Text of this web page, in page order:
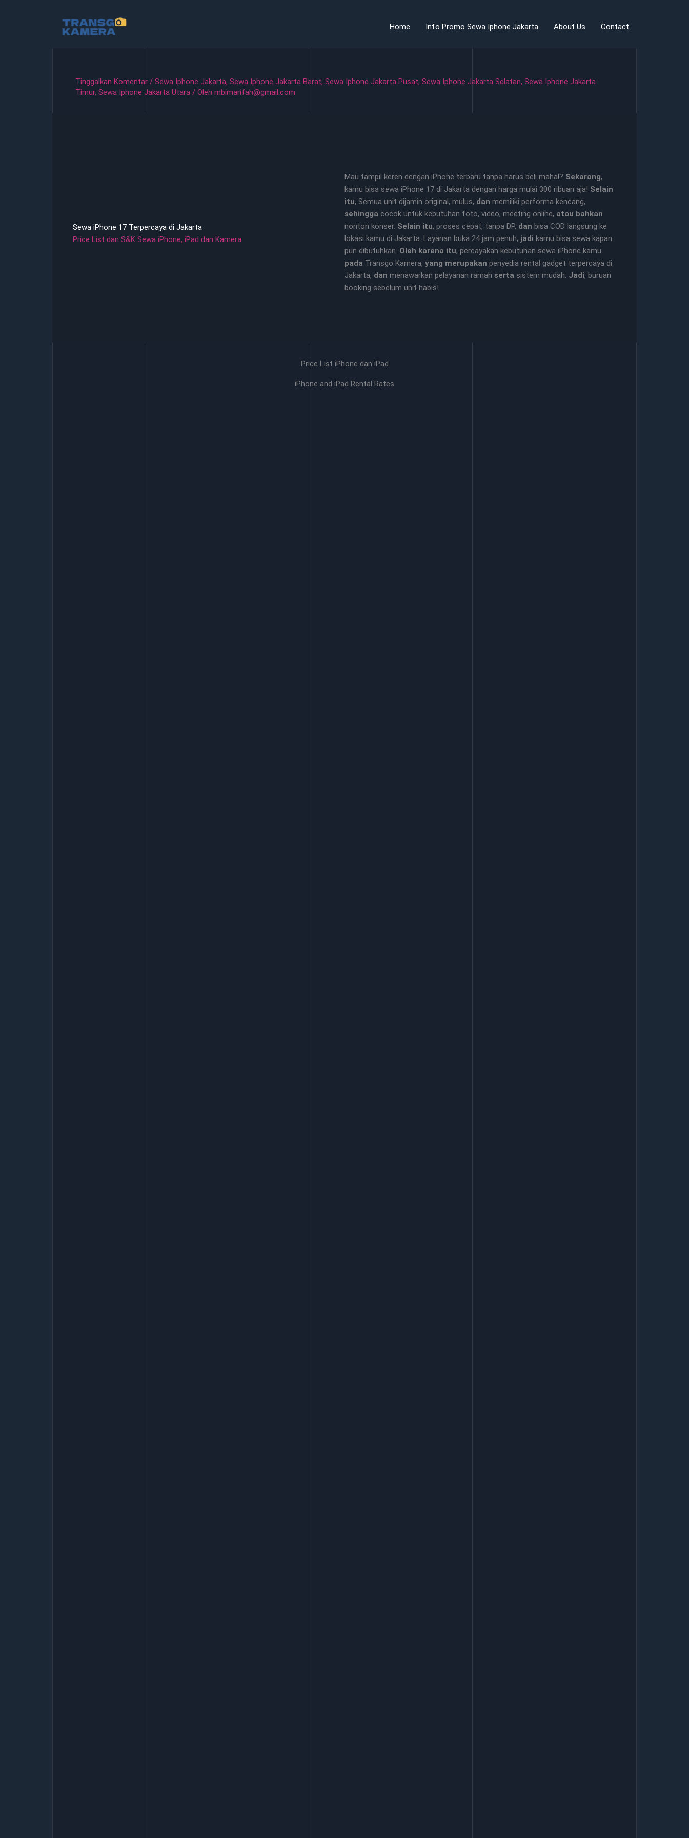
Home Info Promo Sewa Iphone Jakarta About Us Contact
Tinggalkan Komentar / Sewa Iphone Jakarta, Sewa Iphone Jakarta Barat, Sewa Iphone Jakarta Pusat, Sewa Iphone Jakarta Selatan, Sewa Iphone Jakarta
Timur, Sewa Iphone Jakarta Utara / Oleh mbimarifah@gmail.com
Sewa iPhone 17 Terpercaya di Jakarta
Price List dan S&K Sewa iPhone, iPad dan Kamera
Mau tampil keren dengan iPhone terbaru tanpa harus beli mahal? Sekarang,
kamu bisa sewa iPhone 17 di Jakarta dengan harga mulai 300 ribuan aja! Selain
itu, Semua unit dijamin original, mulus, dan memiliki performa kencang,
sehingga cocok untuk kebutuhan foto, video, meeting online, atau bahkan
nonton konser. Selain itu, proses cepat, tanpa DP, dan bisa COD langsung ke
lokasi kamu di Jakarta. Layanan buka 24 jam penuh, jadi kamu bisa sewa kapan
pun dibutuhkan. Oleh karena itu, percayakan kebutuhan sewa iPhone kamu
pada Transgo Kamera, yang merupakan penyedia rental gadget terpercaya di
Jakarta, dan menawarkan pelayanan ramah serta sistem mudah. Jadi, buruan
booking sebelum unit habis!
Price List iPhone dan iPad
iPhone and iPad Rental Rates